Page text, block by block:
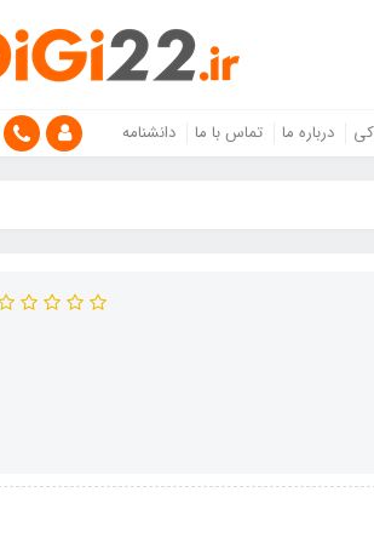
درباره ما تماس با ما دانشنامه